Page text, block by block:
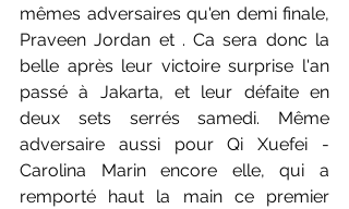
mêmes adversaires qu'en demi finale,
Praveen Jordan et . Ca sera donc la
belle après leur victoire surprise l'an
passé à Jakarta, et leur défaite en
deux sets serrés samedi. Même
adversaire aussi pour Qi Xuefei -
Carolina Marin encore elle, qui a
remporté haut la main ce premier